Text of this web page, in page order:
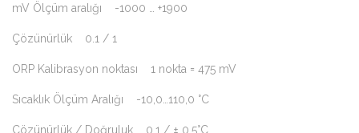
mV Ölçüm aralığı -1000 … +1900
Çözünürlük 0.1 / 1
ORP Kalibrasyon noktası 1 nokta = 475 mV
Sıcaklık Ölçüm Aralığı -10,0…110,0 °C
Çözünürlük / Doğruluk 0,1 / ± 0,5°C